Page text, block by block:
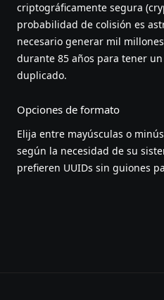
criptográficamente segura
probabilidad de colisión es
necesario generar mil
durante 85 años para tener
duplicado.
Opciones de formato
Elija entre mayúsculas o
según la necesidad de su
prefieren UUIDs sin guiones